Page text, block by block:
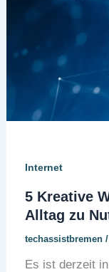
Internet
5 Kreative
Alltag zu
techassistbremen /
Es ist derzeit